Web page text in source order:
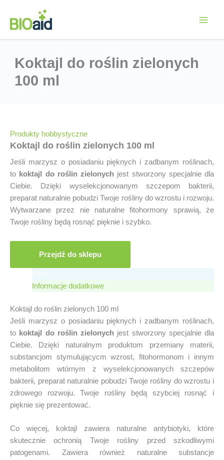
treści
Koktajl do roślin zielonych
100 ml
Produkty hobbystyczne
Koktajl do roślin zielonych 100 ml
Jeśli marzysz o posiadaniu pięknych i zadbanym roślinach,
to koktajl do roślin zielonych jest stworzony specjalnie dla
Ciebie. Dzięki wyselekcjonowanym szczepom bakterii,
preparat naturalnie pobudzi Twoje rośliny do wzrostu i rozwoju.
Wytwarzane przez nie naturalne fitohormony sprawią, że
Twoje rośliny będą rosnąć pięknie i szybko.
Przejdź do sklepu
Informacje dodatkowe
Koktajl do roślin zielonych 100 ml
Jeśli marzysz o posiadaniu pięknych i zadbanym roślinach,
to koktajl do roślin zielonych jest stworzony specjalnie dla
Ciebie. Dzięki naturalnym produktom przemiany materii,
substancjom stymulującycm wzrost, fitohormonom i innym
metabolitom wtórnym z wyselekcjonowanych szczepów
bakterii, preparat naturalnie pobudzi Twoje rośliny do wzrostu i
zdrowego rozwoju. Twoje rośliny będą szybciej rosnąć i
pięknie się prezentować.
Co więcej, koktajl zawiera naturalne antybiotyki, które
skutecznie ochronią Twoje rośliny przed szkodliwymi
patogenami. Zawiera również naturalne substancje